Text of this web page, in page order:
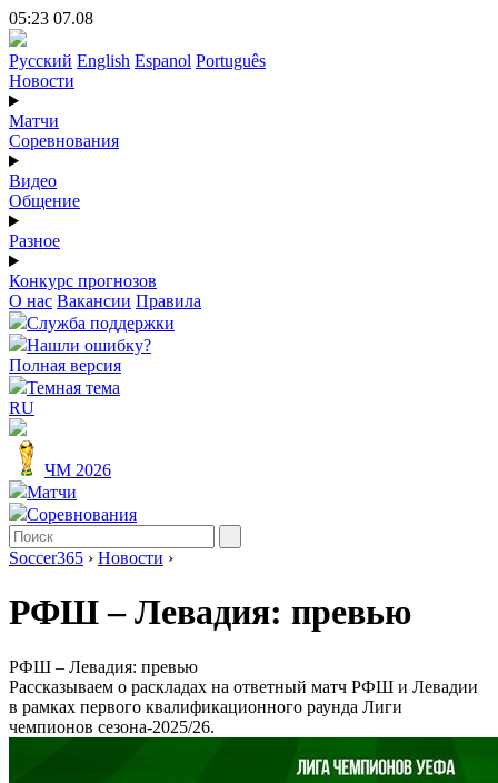
05:23 07.08
Русский English Espanol Português
Новости
Матчи
Соревнования
Видео
Общение
Разное
Конкурс прогнозов
О нас Вакансии Правила
Служба поддержки
Нашли ошибку?
Полная версия
Темная тема
RU
ЧМ 2026
Матчи
Соревнования
Soccer365 › Новости ›
РФШ – Левадия: превью
РФШ – Левадия: превью
Рассказываем о раскладах на ответный матч РФШ и Левадии
в рамках первого квалификационного раунда Лиги
чемпионов сезона-2025/26.